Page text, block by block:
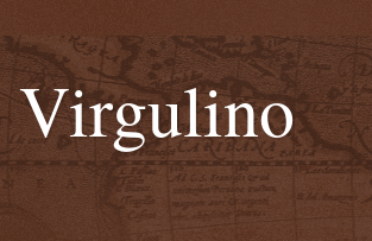
Virgulino